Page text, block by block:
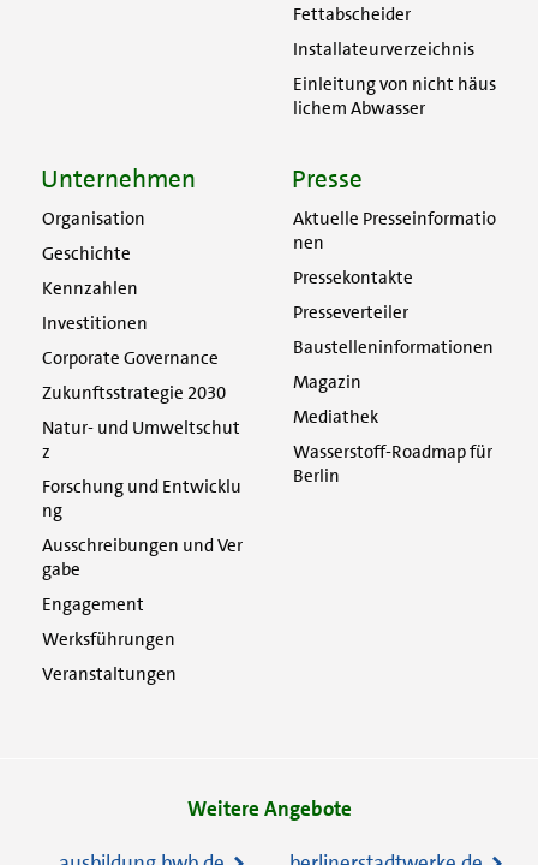
Fettabscheider
Installateurverzeichnis
Einleitung von nicht häus
lichem Abwasser
Unternehmen
Organisation
Geschichte
Kennzahlen
Investitionen
Corporate Governance
Zukunftsstrategie 2030
Natur- und Umweltschut
z
Forschung und Entwicklu
ng
Ausschreibungen und Ver
gabe
Engagement
Werksführungen
Veranstaltungen
Presse
Aktuelle Presseinformatio
nen
Pressekontakte
Presseverteiler
Baustelleninformationen
Magazin
Mediathek
Wasserstoff-Roadmap für
Berlin
Weitere Angebote